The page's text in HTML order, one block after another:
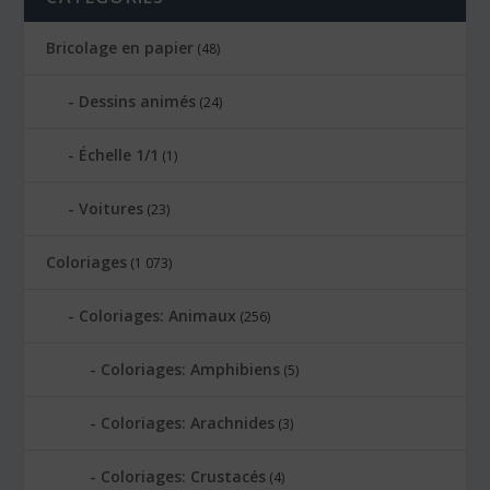
Bricolage en papier (48)
Dessins animés (24)
Échelle 1/1 (1)
Voitures (23)
Coloriages (1 073)
Coloriages: Animaux (256)
Coloriages: Amphibiens (5)
Coloriages: Arachnides (3)
Coloriages: Crustacés (4)